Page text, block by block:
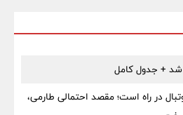
در راه است؛ مقصد احتمالی طارمی،